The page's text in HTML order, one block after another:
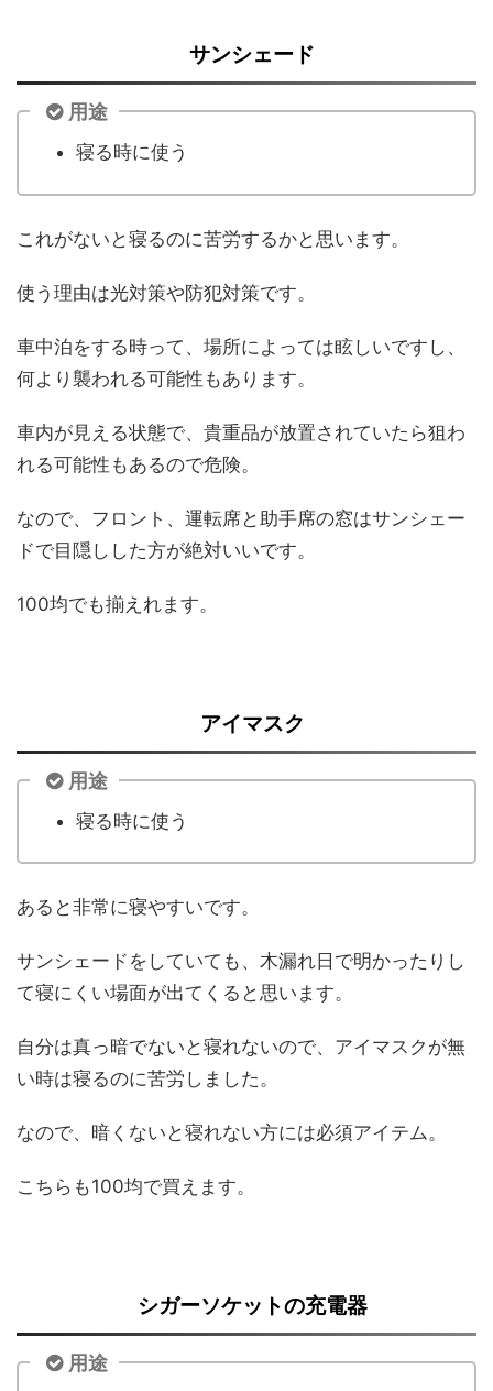
サンシェード
用途
寝る時に使う
これがないと寝るのに苦労するかと思います。
使う理由は光対策や防犯対策です。
車中泊をする時って、場所によっては眩しいですし、
何より襲われる可能性もあります。
車内が見える状態で、貴重品が放置されていたら狙わ
れる可能性もあるので危険。
なので、フロント、運転席と助手席の窓はサンシェー
ドで目隠しした方が絶対いいです。
100均でも揃えれます。
アイマスク
用途
寝る時に使う
あると非常に寝やすいです。
サンシェードをしていても、木漏れ日で明かったりし
て寝にくい場面が出てくると思います。
自分は真っ暗でないと寝れないので、アイマスクが無
い時は寝るのに苦労しました。
なので、暗くないと寝れない方には必須アイテム。
こちらも100均で買えます。
シガーソケットの充電器
用途